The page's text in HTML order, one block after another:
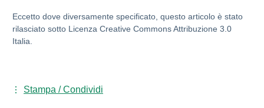
Eccetto dove diversamente specificato, questo articolo è stato
rilasciato sotto Licenza Creative Commons Attribuzione 3.0
Italia.
Stampa / Condividi